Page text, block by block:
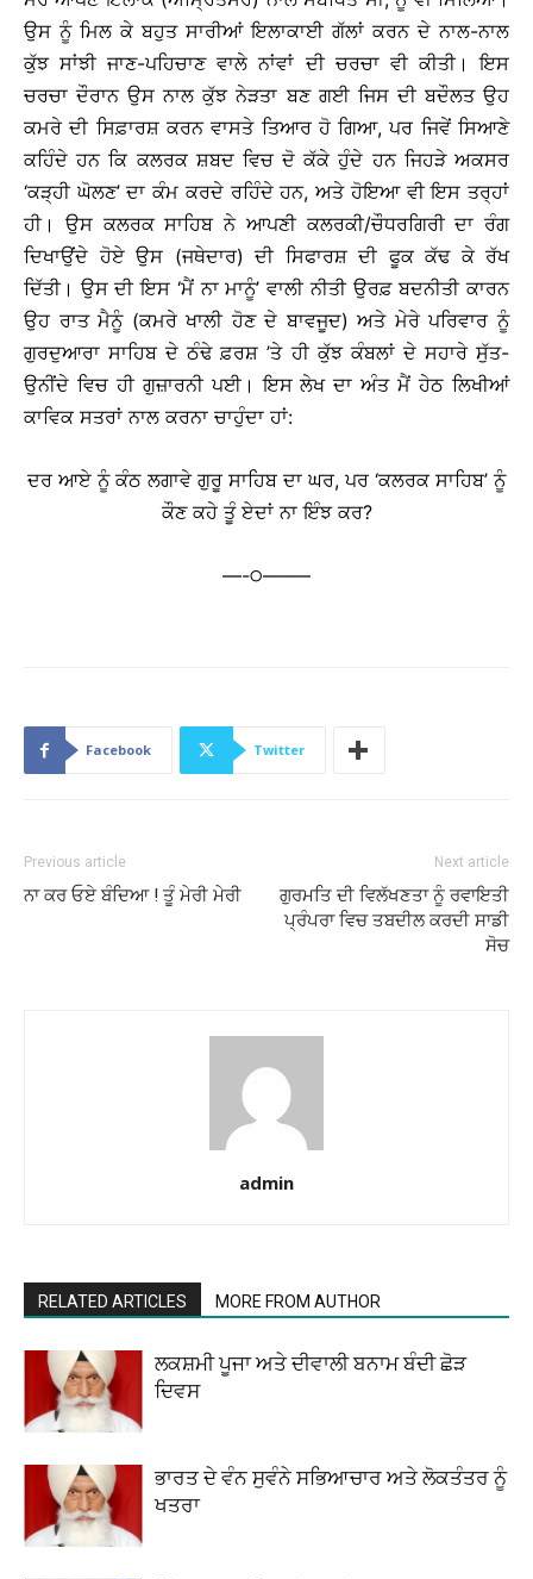
ਉਸ ਨੂੰ ਮਿਲ ਕੇ ਬਹੁਤ ਸਾਰੀਆਂ ਇਲਾਕਾਈ ਗੱਲਾਂ ਕਰਨ ਦੇ ਨਾਲ-ਨਾਲ
ਕੁੱਝ ਸਾਂਝੀ ਜਾਣ-ਪਹਿਚਾਣ ਵਾਲੇ ਨਾਂਵਾਂ ਦੀ ਚਰਚਾ ਵੀ ਕੀਤੀ। ਇਸ
ਚਰਚਾ ਦੌਰਾਨ ਉਸ ਨਾਲ ਕੁੱਝ ਨੇੜਤਾ ਬਣ ਗਈ ਜਿਸ ਦੀ ਬਦੌਲਤ ਉਹ
ਕਮਰੇ ਦੀ ਸਿਫ਼ਾਰਸ਼ ਕਰਨ ਵਾਸਤੇ ਤਿਆਰ ਹੋ ਗਿਆ, ਪਰ ਜਿਵੇਂ ਸਿਆਣੇ
ਕਹਿੰਦੇ ਹਨ ਕਿ ਕਲਰਕ ਸ਼ਬਦ ਵਿਚ ਦੋ ਕੱਕੇ ਹੁੰਦੇ ਹਨ ਜਿਹੜੇ ਅਕਸਰ
‘ਕੜ੍ਹੀ ਘੋਲਣ’ ਦਾ ਕੰਮ ਕਰਦੇ ਰਹਿੰਦੇ ਹਨ, ਅਤੇ ਹੋਇਆ ਵੀ ਇਸ ਤਰ੍ਹਾਂ
ਹੀ। ਉਸ ਕਲਰਕ ਸਾਹਿਬ ਨੇ ਆਪਣੀ ਕਲਰਕੀ/ਚੌਧਰਗਿਰੀ ਦਾ ਰੰਗ
ਦਿਖਾਉਂਦੇ ਹੋਏ ਉਸ (ਜਥੇਦਾਰ) ਦੀ ਸਿਫਾਰਸ਼ ਦੀ ਫੂਕ ਕੱਢ ਕੇ ਰੱਖ
ਦਿੱਤੀ। ਉਸ ਦੀ ਇਸ ‘ਮੈਂ ਨਾ ਮਾਨੂੰ’ ਵਾਲੀ ਨੀਤੀ ਉਰਫ਼ ਬਦਨੀਤੀ ਕਾਰਨ
ਉਹ ਰਾਤ ਮੈਨੂੰ (ਕਮਰੇ ਖਾਲੀ ਹੋਣ ਦੇ ਬਾਵਜੂਦ) ਅਤੇ ਮੇਰੇ ਪਰਿਵਾਰ ਨੂੰ
ਗੁਰਦੁਆਰਾ ਸਾਹਿਬ ਦੇ ਠੰਢੇ ਫ਼ਰਸ਼ ’ਤੇ ਹੀ ਕੁੱਝ ਕੰਬਲਾਂ ਦੇ ਸਹਾਰੇ ਸੁੱਤ-
ਉਨੀਂਦੇ ਵਿਚ ਹੀ ਗੁਜ਼ਾਰਨੀ ਪਈ। ਇਸ ਲੇਖ ਦਾ ਅੰਤ ਮੈਂ ਹੇਠ ਲਿਖੀਆਂ
ਕਾਵਿਕ ਸਤਰਾਂ ਨਾਲ ਕਰਨਾ ਚਾਹੁੰਦਾ ਹਾਂ:
ਦਰ ਆਏ ਨੂੰ ਕੰਠ ਲਗਾਵੇ ਗੁਰੂ ਸਾਹਿਬ ਦਾ ਘਰ, ਪਰ ‘ਕਲਰਕ ਸਾਹਿਬ’ ਨੂੰ
ਕੌਣ ਕਹੇ ਤੂੰ ਏਦਾਂ ਨਾ ਇੰਝ ਕਰ?
—-੦——–
Facebook Twitter
Previous article
ਨਾ ਕਰ ਓਏ ਬੰਦਿਆ ! ਤੂੰ ਮੇਰੀ ਮੇਰੀ
Next article
ਗੁਰਮਤਿ ਦੀ ਵਿਲੱਖਣਤਾ ਨੂੰ ਰਵਾਇਤੀ
ਪ੍ਰੰਪਰਾ ਵਿਚ ਤਬਦੀਲ ਕਰਦੀ ਸਾਡੀ
ਸੋਚ
admin
RELATED ARTICLES MORE FROM AUTHOR
ਲਕਸ਼ਮੀ ਪੂਜਾ ਅਤੇ ਦੀਵਾਲੀ ਬਨਾਮ ਬੰਦੀ ਛੋੜ
ਦਿਵਸ
ਭਾਰਤ ਦੇ ਵੰਨ ਸੁਵੰਨੇ ਸਭਿਆਚਾਰ ਅਤੇ ਲੋਕਤੰਤਰ ਨੂੰ
ਖਤਰਾ